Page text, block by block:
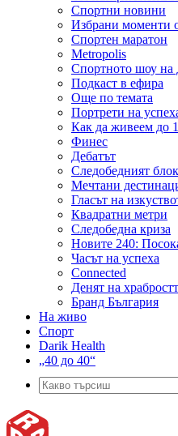
Спортни новини
Избрани моменти
Спортен маратон
Metropolis
Спортното шоу на
Подкаст в ефира
Още по темата
Портрети на
Как да живеем до
Финес
Дебатът
Следобедният
Мечтани
Гласът на
Квадратни метри
Следобедна криза
Новите 240:
Часът на успеха
Connected
Денят на
Бранд България
На живо
Спорт
Darik Health
„40 до 40“